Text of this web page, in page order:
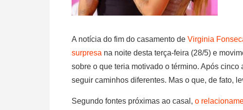
A notícia do fim do casamento de Virginia
surpresa na noite desta terça-feira (28/5) e
sobre o que teria motivado o término. Após
seguir caminhos diferentes. Mas o que, de fato,
Segundo fontes próximas ao casal, o